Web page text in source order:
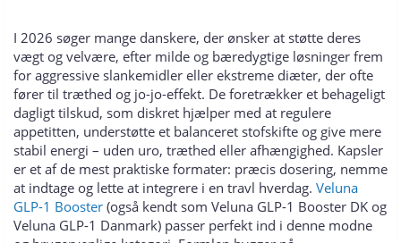
r
I 2026 søger mange danskere, der ønsker at støtte deres
vægt og velvære, efter milde og bæredygtige løsninger frem
for aggressive slankemidler eller ekstreme diæter, der ofte
fører til træthed og jo-jo-effekt. De foretrækker et behageligt
dagligt tilskud, som diskret hjælper med at regulere
appetitten, understøtte et balanceret stofskifte og give mere
stabil energi – uden uro, træthed eller afhængighed. Kapsler
er et af de mest praktiske formater: præcis dosering, nemme
at indtage og lette at integrere i en travl hverdag. Veluna
GLP-1 Booster (også kendt som Veluna GLP-1 Booster DK og
Veluna GLP-1 Danmark) passer perfekt ind i denne modne